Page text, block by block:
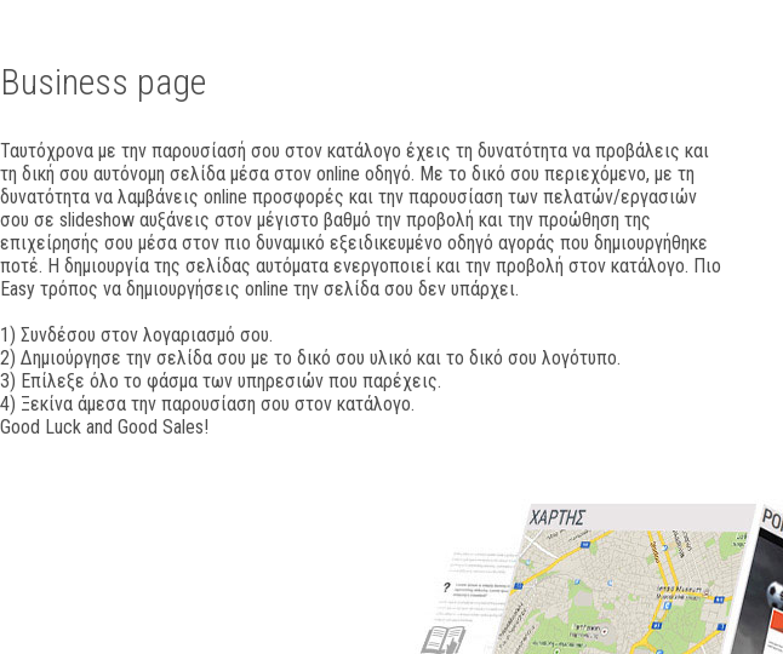
Business page
Ταυτόχρονα με την παρουσίασή σου στον κατάλογο έχεις τη δυνατότητα να προβάλεις και
τη δική σου αυτόνομη σελίδα μέσα στον online οδηγό. Με το δικό σου περιεχόμενο, με τη
δυνατότητα να λαμβάνεις online προσφορές και την παρουσίαση των πελατών/εργασιών
σου σε slideshow αυξάνεις στον μέγιστο βαθμό την προβολή και την προώθηση της
επιχείρησής σου μέσα στον πιο δυναμικό εξειδικευμένο οδηγό αγοράς που δημιουργήθηκε
ποτέ. Η δημιουργία της σελίδας αυτόματα ενεργοποιεί και την προβολή στον κατάλογο. Πιο
Easy τρόπος να δημιουργήσεις online την σελίδα σου δεν υπάρχει.
1) Συνδέσου στον λογαριασμό σου.
2) Δημιούργησε την σελίδα σου με το δικό σου υλικό και το δικό σου λογότυπο.
3) Επίλεξε όλο το φάσμα των υπηρεσιών που παρέχεις.
4) Ξεκίνα άμεσα την παρουσίαση σου στον κατάλογο.
Good Luck and Good Sales!